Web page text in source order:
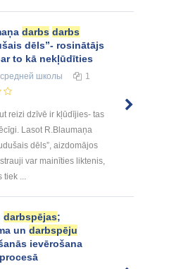
darbs darbs
dēls”- rosinātājs
to kā nekļūdīties
школы 1
reizi dzīvē ir kļūdījies- tas
Lasot R.Blaumaņa
dēls”, aizdomājos
var mainīties liktenis,
tiek ...
darbspējas;
un darbspēju
ievērošana